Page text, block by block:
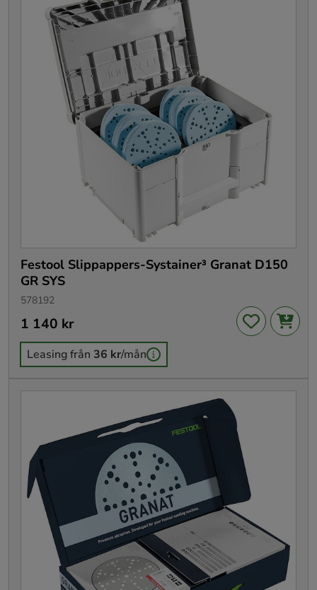
Festool Slippappers-Systainer³ Granat D150
GR SYS
578192
Pris :1 140 kr
1 140 kr
Leasing från 36 kr/mån